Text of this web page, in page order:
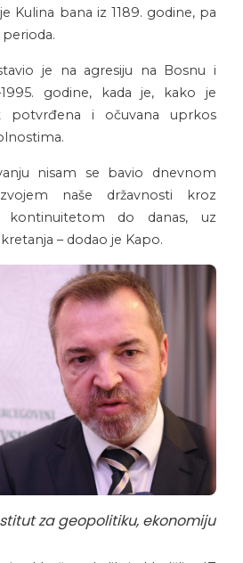
Kulina bana iz 1189. godine, pa
je na agresiju na Bosnu i
godine, kada je, kako je
potvrđena i očuvana uprkos
nisam se bavio dnevnom
naše državnosti kroz
do danas, uz
– dodao je Kapo.
za geopolitiku, ekonomiju